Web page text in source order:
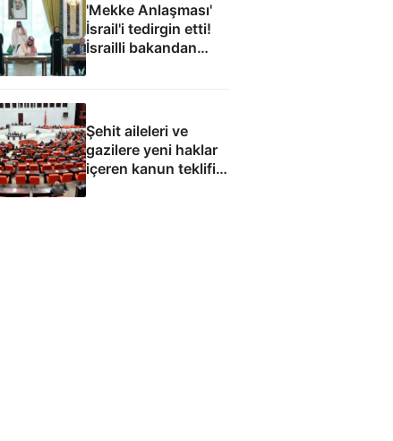
'Mekke Anlaşması'
İsrail'i tedirgin etti!
İsrailli bakandan
hükümete acil çağrı
Şehit aileleri ve
gazilere yeni haklar
içeren kanun teklifi
TBMM'den geçti